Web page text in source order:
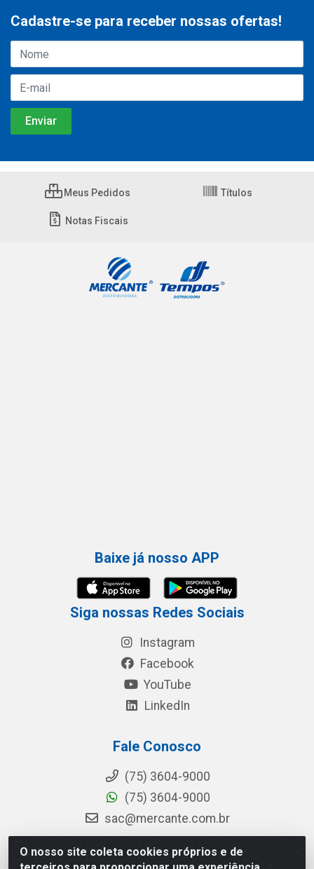
O nosso site coleta cookies próprios e de
Cadastre-se para receber nossas ofertas!
Meus Pedidos Títulos
Notas Fiscais
Baixe já nosso APP
Siga nossas Redes Sociais
Instagram
Facebook
YouTube
LinkedIn
Fale Conosco
(75) 3604-9000
(75) 3604-9000
sac@mercante.com.br